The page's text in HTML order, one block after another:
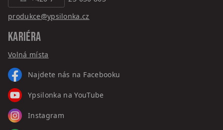
produkce@ypsilonka.cz
KARIÉRA
Volná místa
Najdete nás na Facebooku
Ypsilonka na YouTube
Instagram